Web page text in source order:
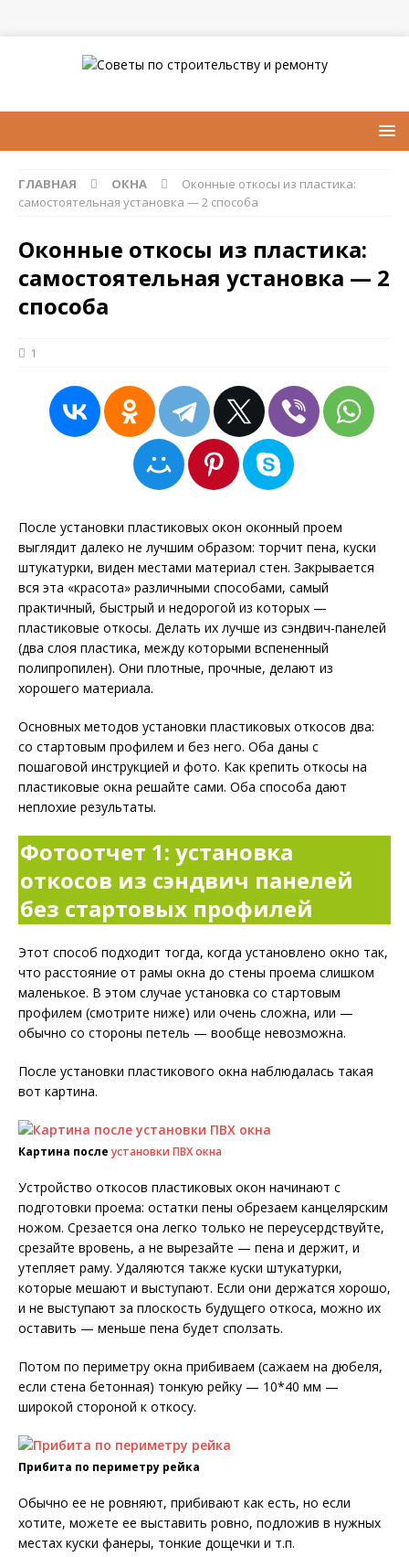
ГЛАВНАЯ ОКНА
Оконные откосы из пластика:
самостоятельная установка — 2 способа
Оконные откосы из пластика:
самостоятельная установка — 2
способа
1
После установки пластиковых окон оконный проем
выглядит далеко не лучшим образом: торчит пена, куски
штукатурки, виден местами материал стен. Закрывается
вся эта «красота» различными способами, самый
практичный, быстрый и недорогой из которых —
пластиковые откосы. Делать их лучше из сэндвич-панелей
(два слоя пластика, между которыми вспененный
полипропилен). Они плотные, прочные, делают из
хорошего материала.
Основных методов установки пластиковых откосов два:
со стартовым профилем и без него. Оба даны с
пошаговой инструкцией и фото. Как крепить откосы на
пластиковые окна решайте сами. Оба способа дают
неплохие результаты.
Фотоотчет 1: установка
откосов из сэндвич панелей
без стартовых профилей
Этот способ подходит тогда, когда установлено окно так,
что расстояние от рамы окна до стены проема слишком
маленькое. В этом случае установка со стартовым
профилем (смотрите ниже) или очень сложна, или —
обычно со стороны петель — вообще невозможна.
После установки пластикового окна наблюдалась такая
вот картина.
Картина после установки ПВХ окна
Устройство откосов пластиковых окон начинают с
подготовки проема: остатки пены обрезаем канцелярским
ножом. Срезается она легко только не переусердствуйте,
срезайте вровень, а не вырезайте — пена и держит, и
утепляет раму. Удаляются также куски штукатурки,
которые мешают и выступают. Если они держатся хорошо,
и не выступают за плоскость будущего откоса, можно их
оставить — меньше пена будет сползать.
Потом по периметру окна прибиваем (сажаем на дюбеля,
если стена бетонная) тонкую рейку — 10*40 мм —
широкой стороной к откосу.
Прибита по периметру рейка
Обычно ее не ровняют, прибивают как есть, но если
хотите, можете ее выставить ровно, подложив в нужных
местах куски фанеры, тонкие дощечки и т.п.